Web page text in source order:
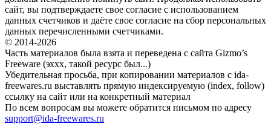
сайт, вы подтверждаете свое согласие с использованием
данных счетчиков и даёте свое согласие на сбор персональных
данных перечисленными счетчиками.
© 2014-2026
Часть материалов была взята и переведена с сайта Gizmo’s
Freeware (эххх, такой ресурс был...)
Убедительная просьба, при копировании материалов с ida-
freewares.ru выставлять прямую индексируемую (index, follow)
ссылку на сайт или на конкретный материал
По всем вопросам вы можете обратится письмом по адресу
support@ida-freewares.ru